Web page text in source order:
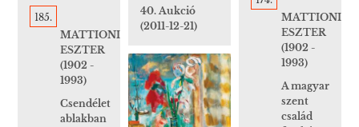
40. Aukció
(2011-12-21)
MATTIONI
ESZTER
(1902 -
1993)
A magyar
szent
család
185.
MATTIONI
ESZTER
(1902 -
1993)
Csendélet
ablakban